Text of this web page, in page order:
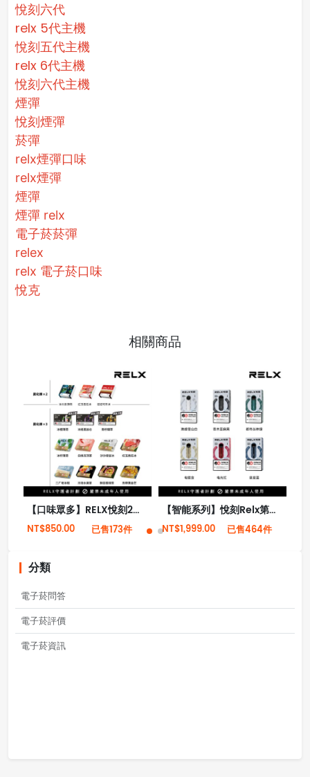
悅刻六代
relx 5代主機
悅刻五代主機
relx 6代主機
悅刻六代主機
煙彈
悅刻煙彈
菸彈
relx煙彈口味
relx煙彈
煙彈
煙彈 relx
電子菸菸彈
relex
relx 電子菸口味
悅克
相關商品
【口味眾多】RELX悅刻2代阿爾法專屬熱感煙彈
NT$850.00 已售173件
【智能系列】悅刻Relx第三代靈點霧化智能電子煙
NT$1,999.00 已售464件
分類
電子菸問答
電子菸評價
電子菸資訊